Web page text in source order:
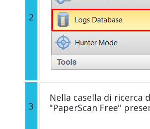
2
3
Nella casella di ricerca
"PaperScan Free"